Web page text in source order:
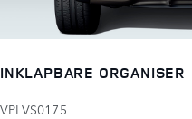
INKLAPBARE ORGANISER
VPLVS0175